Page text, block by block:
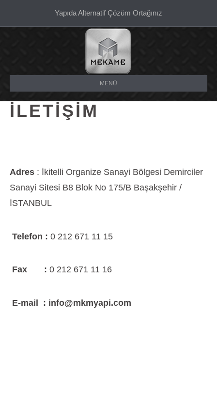
Yapıda Alternatif Çözüm Ortağınız
MENÜ
İLETİŞİM
Adres : İkitelli Organize Sanayi Bölgesi Demirciler
Sanayi Sitesi B8 Blok No 175/B Başakşehir /
İSTANBUL
Telefon : 0 212 671 11 15
Fax : 0 212 671 11 16
E-mail : info@mkmyapi.com